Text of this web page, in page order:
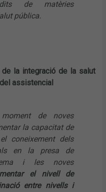
de matèries
pública.
la integració de la salut
assistencial
de noves
la capacitat de
coneixement dels
en la presa de
i les noves
el nivell de
entre nivells i